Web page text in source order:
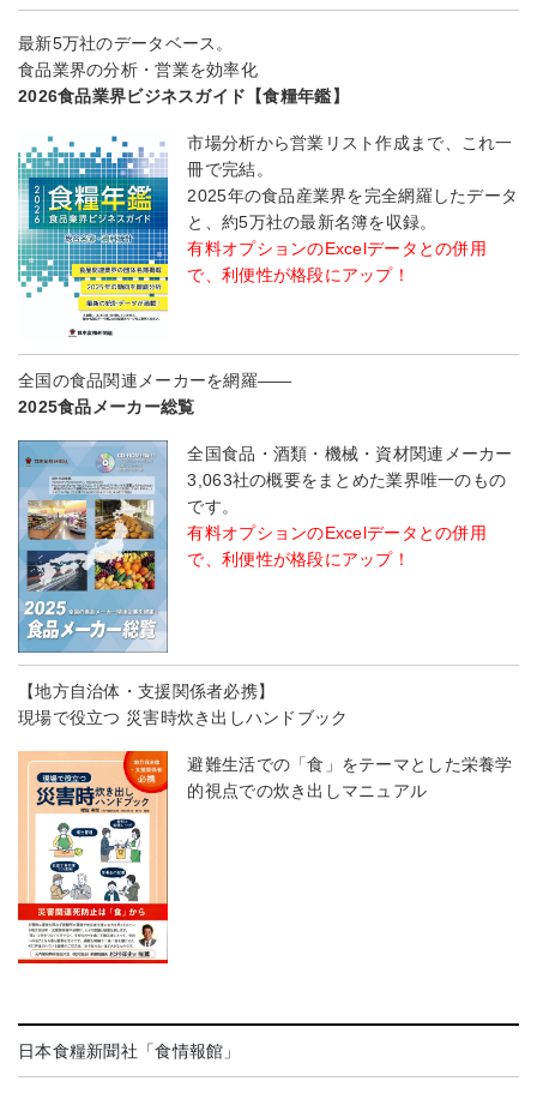
最新5万社のデータベース。
食品業界の分析・営業を効率化
2026食品業界ビジネスガイド【食糧年鑑】
市場分析から営業リスト作成まで、これ一
冊で完結。
2025年の食品産業界を完全網羅したデータ
と、約5万社の最新名簿を収録。
有料オプションのExcelデータとの併用
で、利便性が格段にアップ！
全国の食品関連メーカーを網羅――
2025食品メーカー総覧
全国食品・酒類・機械・資材関連メーカー
3,063社の概要をまとめた業界唯一のもの
です。
有料オプションのExcelデータとの併用
で、利便性が格段にアップ！
【地方自治体・支援関係者必携】
現場で役立つ 災害時炊き出しハンドブック
避難生活での「食」をテーマとした栄養学
的視点での炊き出しマニュアル
日本食糧新聞社「食情報館」